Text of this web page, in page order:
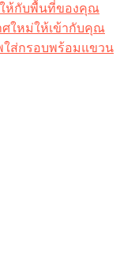
ให้กับพื้นที่ของคุณ
ศใหม่ให้เข้ากับคุณ
ส่กรอบพร้อมแขวน​